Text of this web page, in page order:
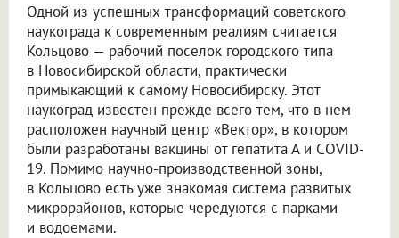
Одной из успешных трансформаций советского
наукограда к современным реалиям считается
Кольцово — рабочий поселок городского типа
в Новосибирской области, практически
примыкающий к самому Новосибирску. Этот
наукоград известен прежде всего тем, что в нем
расположен научный центр «Вектор», в котором
были разработаны вакцины от гепатита А и COVID-
19. Помимо научно-производственной зоны,
в Кольцово есть уже знакомая система развитых
микрорайонов, которые чередуются с парками
и водоемами.